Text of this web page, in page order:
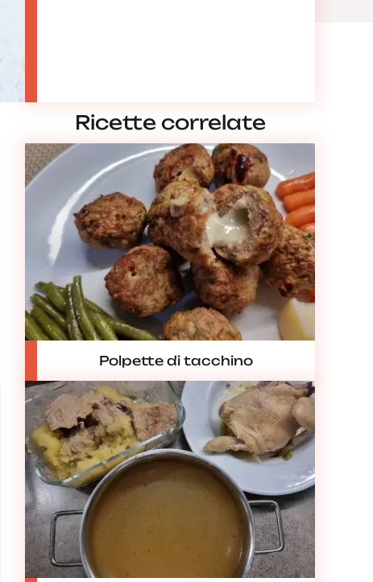
Ricette correlate
Polpette di tacchino